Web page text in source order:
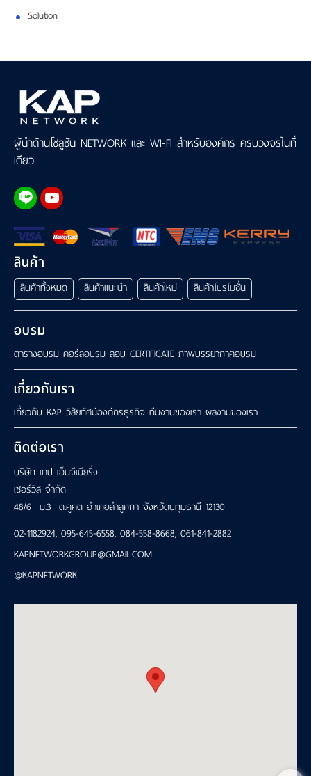
Solution
ผู้นำด้านโซลูชัน NETWORK และ WI-FI สำหรับองค์กร ครบวงจรในที่
เดียว
สินค้า
สินค้าทั้งหมด สินค้าแนะนำ สินค้าใหม่ สินค้าโปรโมชั่น
อบรม
ตารางอบรม คอร์สอบรม สอบ CERTIFICATE ภาพบรรยากาศอบรม
เกี่ยวกับเรา
เกี่ยวกับ KAP วิสัยทัศน์องค์กรธุรกิจ ทีมงานของเรา ผลงานของเรา
ติดต่อเรา
บริษัท เคป เอ็นจีเนียริ่ง
เซอร์วิส จำกัด
48/6 ม.3 ต.คูคต อำเภอลำลูกกา จังหวัดปทุมธานี 12130
02-1182924, 095-645-6558, 084-558-8668, 061-841-2882
KAPNETWORKGROUP@GMAIL.COM
@KAPNETWORK